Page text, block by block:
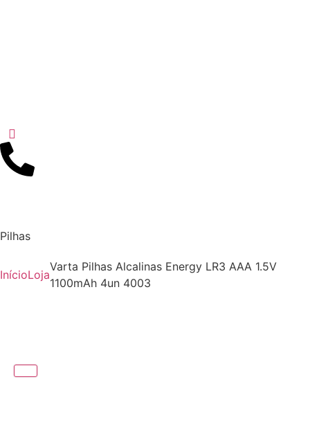
Pilhas
InícioLoja
Varta Pilhas Alcalinas Energy LR3 AAA 1.5V
1100mAh 4un 4003